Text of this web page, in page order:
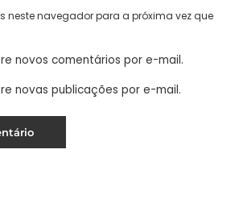
neste navegador para a próxima vez que
novos comentários por e-mail.
novas publicações por e-mail.